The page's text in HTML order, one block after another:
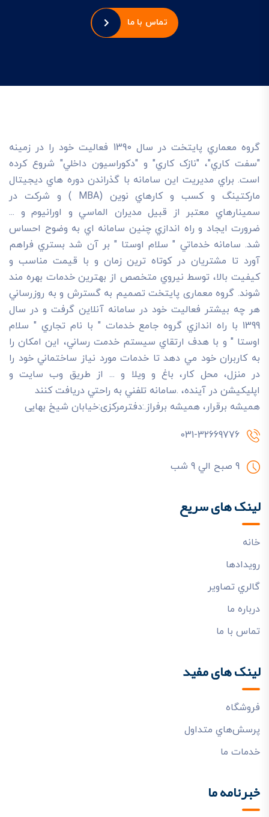
تماس با ما
گروه معماري پايتخت در سال 1390 فعاليت خود را در زمينه
"سفت کاري"، "نازک کاري" و "دکوراسيون داخلي" شروع کرده
است. براي مديريت اين سامانه با گذراندن دوره هاي ديجيتال
مارکتينگ و کسب و کارهاي نوين (MBA ) و شرکت در
سمينارهاي معتبر از قبيل مديران الماسي و اورانيوم و ...
ضرورت ايجاد و راه اندازي چنين سامانه اي به وضوح احساس
شد. سامانه خدماتي " سلام اوستا " بر آن شد بستري فراهم
آورد تا مشتريان در کوتاه ترين زمان و با قيمت مناسب و
کيفيت بالا، توسط نيروي متخصص از بهترين خدمات بهره مند
شوند. گروه معماری پایتخت تصميم به گسترش و به روزرساني
هر چه بيشتر فعاليت خود در سامانه آنلاين گرفت و در سال
1399 با راه اندازي گروه جامع خدمات " با نام تجاري " سلام
اوستا " و با هدف ارتقاي سيستم خدمت رساني، اين امکان را
به کاربران خود مي دهد تا خدمات مورد نياز ساختماني خود را
در منزل، محل کار، باغ و ويلا و ... از طريق وب سايت و
اپليکيشن در آينده، .سامانه تلفني به راحتي دريافت کنند
هميشه برقرار، هميشه برفراز.:دفترمرکزی:خیابان شیخ بهایی
031-32669776
9 صبح الي 9 شب
لینک های سریع
خانه
رويدادها
گالري تصاوير
درباره ما
تماس با ما
لینک های مفید
فروشگاه
پرسش‌هاي متداول
خدمات ما
خبرنامه ما